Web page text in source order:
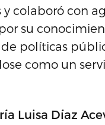
colaboró con
su
políticas
como un
Luisa Díaz